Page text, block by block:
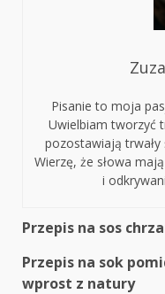
Pisanie to moja
Uwielbiam tworzyć
pozostawiają
Wierzę, że słowa
i
Continue
Reading
Przepis na sos
Przepis na sok
wprost z natury